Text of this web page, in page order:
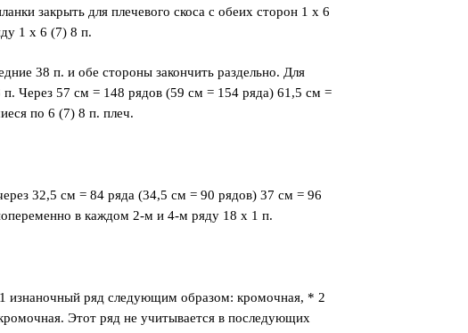
закрыть для плечевого скоса с обеих сторон 1 x 6
1 x 6 (7) 8 п.
38 п. и обе стороны закончить раздельно. Для
Через 57 см = 148 рядов (59 см = 154 ряда) 61,5 см =
по 6 (7) 8 п. плеч.
32,5 см = 84 ряда (34,5 см = 90 рядов) 37 см = 96
в каждом 2-м и 4-м ряду 18 x 1 п.
изнаночный ряд следующим образом: кромочная, * 2
Этот ряд не учитывается в последующих